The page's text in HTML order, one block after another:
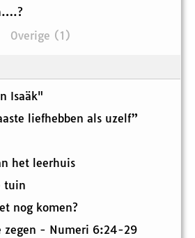
Overige (1)
Isaäk"
liefhebben als uzelf”
het leerhuis
tuin
nog komen?
zegen - Numeri 6:24-29